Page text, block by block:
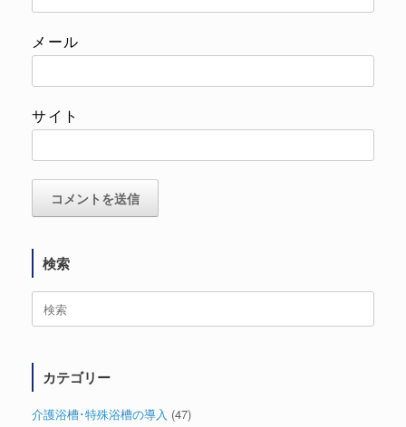
メール
サイト
検索
検
カテゴリー
介護浴槽･特殊浴槽の導入 (47)